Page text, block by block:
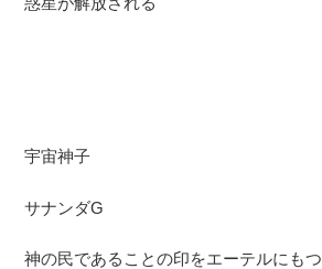
宇宙神子
サナンダG
神の民であることの印をエーテルにもつ